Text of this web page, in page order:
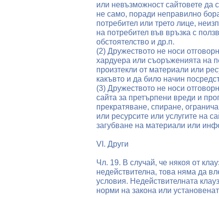
или невъзможност сайтовете да
не само, поради неправилно
потребител или трето лице,
на потребител във връзка с
обстоятелство и др.п.
(2) Дружеството не носи
хардуера или съоръженията на
произтекли от материали или
какъвто и да било начин
(3) Дружеството не носи
сайта за претърпени вреди и
прекратяване, спиране,
или ресурсите или услугите на
загубване на материали или
VI. Други
Чл. 19. В случай, че някоя от
недействителна, това няма да
условия. Недействителната
норми на закона или